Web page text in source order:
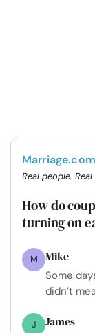
Real people.
How do
turning on
M Mike
Some
didn’t
J James